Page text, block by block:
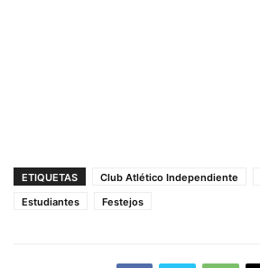
ETIQUETAS Club Atlético Independiente
Estudiantes
Festejos